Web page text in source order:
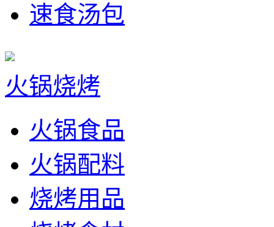
速食汤包
火锅烧烤
火锅食品
火锅配料
烧烤用品